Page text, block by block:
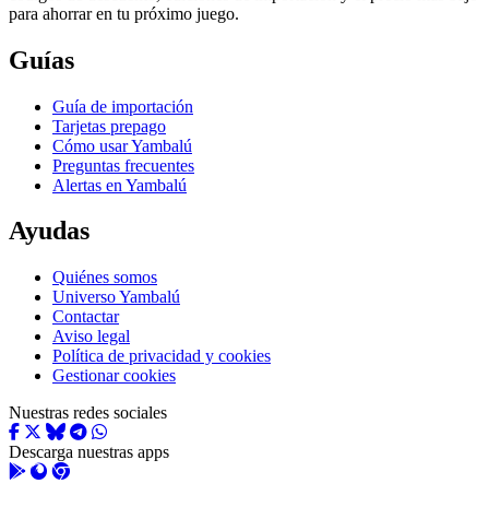
para ahorrar en tu próximo juego.
Guías
Guía de importación
Tarjetas prepago
Cómo usar Yambalú
Preguntas frecuentes
Alertas en Yambalú
Ayudas
Quiénes somos
Universo Yambalú
Contactar
Aviso legal
Política de privacidad y cookies
Gestionar cookies
Nuestras redes sociales
Descarga nuestras apps